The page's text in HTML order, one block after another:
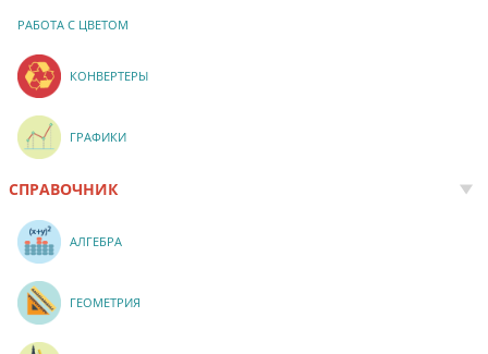
РАБОТА С ЦВЕТОМ
КОНВЕРТЕРЫ
ГРАФИКИ
СПРАВОЧНИК
АЛГЕБРА
ГЕОМЕТРИЯ